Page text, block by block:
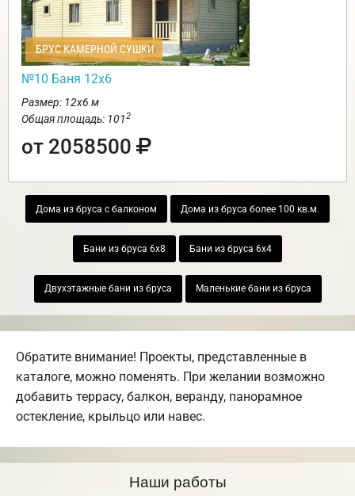
БРУС КАМЕРНОЙ СУШКИ
№10 Баня 12х6
Размер: 12х6 м
Общая площадь: 1012
от 2058500
Дома из бруса с балконом Дома из бруса более 100 кв.м.
Бани из бруса 6х8 Бани из бруса 6х4
Двухэтажные бани из бруса Маленькие бани из бруса
Обратите внимание! Проекты, представленные в
каталоге, можно поменять. При желании возможно
добавить террасу, балкон, веранду, панорамное
остекление, крыльцо или навес.
Наши работы